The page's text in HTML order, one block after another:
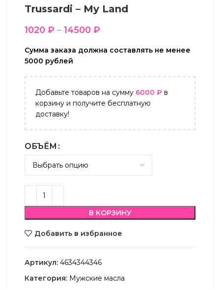
Trussardi – My Land
1020 ₽ – 14500 ₽
Сумма заказа должна составлять не менее
5000 рублей
Добавьте товаров на сумму 6000 ₽ в
корзину и получите бесплатную
доставку!
ОБЪЁМ
В КОРЗИНУ
Добавить в избранное
Артикул: 4634344346
Категория: Мужские масла